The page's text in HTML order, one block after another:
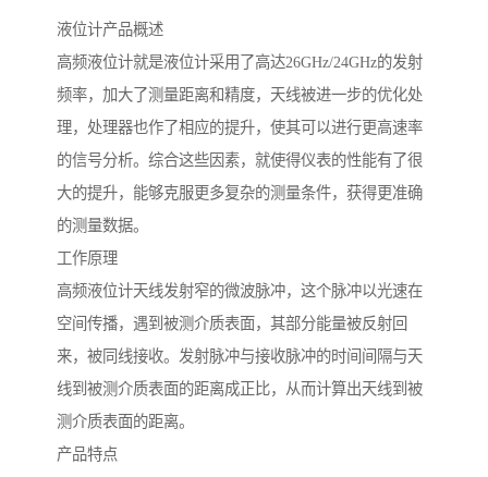
液位计产品概述
高频液位计就是液位计采用了高达26GHz/24GHz的发射
频率，加大了测量距离和精度，天线被进一步的优化处
理，处理器也作了相应的提升，使其可以进行更高速率
的信号分析。综合这些因素，就使得仪表的性能有了很
大的提升，能够克服更多复杂的测量条件，获得更准确
的测量数据。
工作原理
高频液位计天线发射窄的微波脉冲，这个脉冲以光速在
空间传播，遇到被测介质表面，其部分能量被反射回
来，被同线接收。发射脉冲与接收脉冲的时间间隔与天
线到被测介质表面的距离成正比，从而计算出天线到被
测介质表面的距离。
产品特点